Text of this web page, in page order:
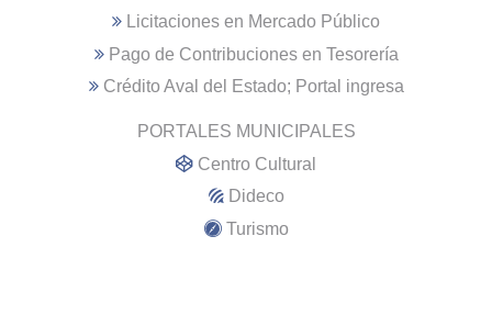
Licitaciones en Mercado Público
Pago de Contribuciones en Tesorería
Crédito Aval del Estado; Portal ingresa
PORTALES MUNICIPALES
Centro Cultural
Dideco
Turismo